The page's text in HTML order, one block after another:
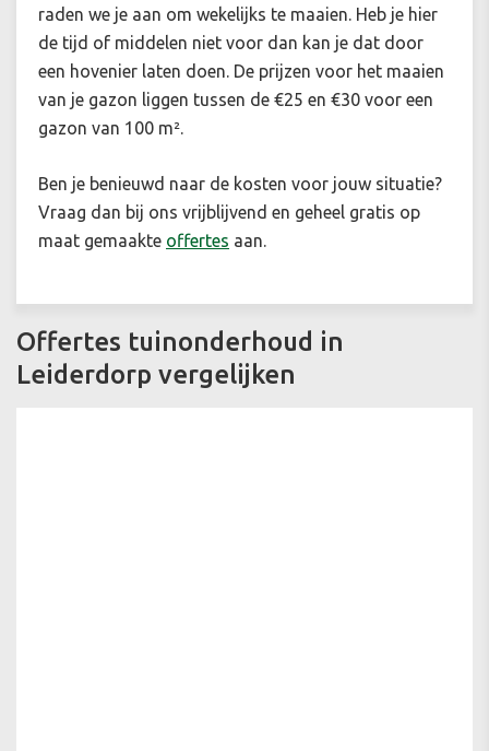
raden we je aan om wekelijks te maaien. Heb je hier
de tijd of middelen niet voor dan kan je dat door
een hovenier laten doen. De prijzen voor het maaien
van je gazon liggen tussen de €25 en €30 voor een
gazon van 100 m².
Ben je benieuwd naar de kosten voor jouw situatie?
Vraag dan bij ons vrijblijvend en geheel gratis op
maat gemaakte offertes aan.
Offertes tuinonderhoud in
Leiderdorp vergelijken